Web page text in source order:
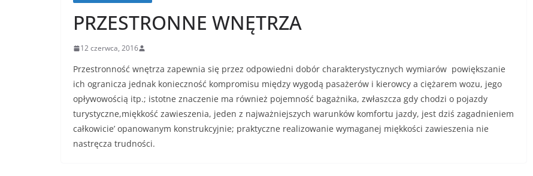
PRZESTRONNE WNĘTRZA
12 czerwca, 2016
Przestronność wnętrza zapewnia się przez odpowiedni dobór charakterystycznych wymiarów powiększanie
ich ogranicza jednak konieczność kompromisu między wygodą pasażerów i kierowcy a ciężarem wozu, jego
opływowością itp.; istotne znaczenie ma również pojemność bagażnika, zwłaszcza gdy chodzi o pojazdy
turystyczne,miękkość zawieszenia, jeden z najważniejszych warun­ków komfortu jazdy, jest dziś zagadnieniem
całkowicie’ opanowanym konstrukcyjnie; praktyczne realizowanie wy­maganej miękkości zawieszenia nie
nastręcza trudności.